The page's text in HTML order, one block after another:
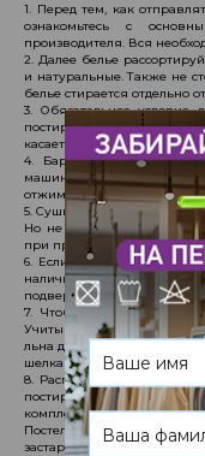
1. Перед тем, как
ознакомьтесь с
производителя. Вся
2. Далее белье
и натуральные. Также не
белье стирается отдельно
3. Обязательное условие
постирать отдельно, во
касается цветного белья.
4. Барабан загружайте
машину от поломки и
отжим.
5. Сушить белье нужно
Но не забывайте, что и
при прямом воздействии
6. Если говорить о
наличии
подвергаете любимое
7. Чтобы гладить было
Учитывайте структуру и
льна допустимыми будут
шелка - минимальные.
8. Распределять чистое и
постирали, советуем
комплект, который лежит
Постельное белье, которое
застарелыми пятнами и